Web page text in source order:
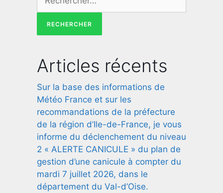
Articles récents
Sur la base des informations de
Météo France et sur les
recommandations de la préfecture
de la région d’Ile-de-France, je vous
informe du déclenchement du niveau
2 « ALERTE CANICULE » du plan de
gestion d’une canicule à compter du
mardi 7 juillet 2026, dans le
département du Val-d’Oise.